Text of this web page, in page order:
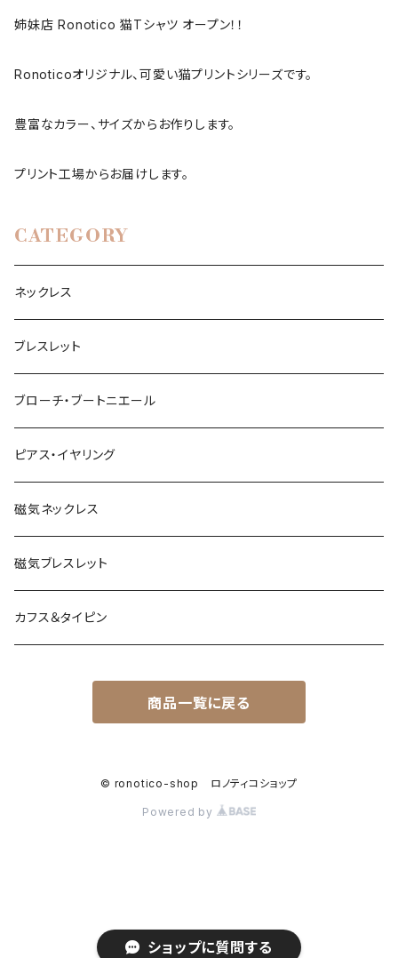
ショップに質問する
姉妹店 Ronotico 猫Tシャツ オープン！！
Ronoticoオリジナル、可愛い猫プリントシリーズです。
豊富なカラー、サイズからお作りします。
プリント工場からお届けします。
CATEGORY
ネックレス
ブレスレット
ブローチ・ブートニエール
ピアス・イヤリング
磁気ネックレス
磁気ブレスレット
カフス＆タイピン
商品一覧に戻る
© ronotico-shop ロノティコショップ
Powered by